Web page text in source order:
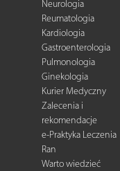
Neurologia
Reumatologia
Kardiologia
Gastroenterologia
Pulmonologia
Ginekologia
Kurier Medyczny
Zalecenia i
rekomendacje
e-Praktyka Leczenia
Ran
Warto wiedzieć